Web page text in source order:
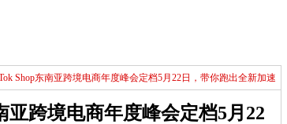
Shop东南亚跨境电商年度峰会定档5月22日，带你跑出全新加速
亚跨境电商年度峰会定档5月22